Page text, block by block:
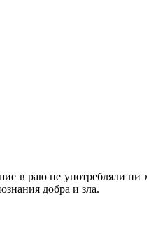
в раю не употребляли
добра и зла.